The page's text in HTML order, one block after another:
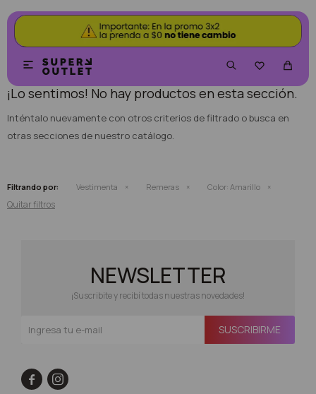

 NO SE HAN RECUPERADO PRODUCTOS
¡Lo sentimos! No hay productos en esta sección.
Inténtalo nuevamente con otros criterios de filtrado o busca en
otras secciones de nuestro catálogo.
Filtrando por: Vestimenta Remeras Color: Amarillo
Quitar filtros
NEWSLETTER
¡Suscribite y recibí todas nuestras novedades!
SUSCRIBIRME
 